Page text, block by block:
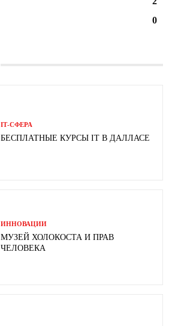
0
ІТ-СФЕРА
БЕСПЛАТНЫЕ КУРСЫ IT В ДАЛЛАСЕ
ИННОВАЦИИ
МУЗЕЙ ХОЛОКОСТА И ПРАВ
ЧЕЛОВЕКА